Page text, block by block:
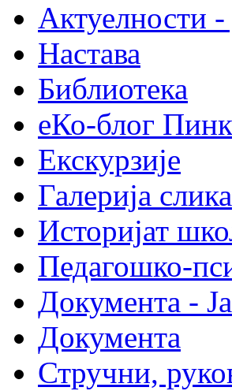
Актуелности
Настава
Библиотека
еКо-блог
Екскурзије
Галерија слика
Историјат
Педагошко-
Документа -
Документа
Стручни,